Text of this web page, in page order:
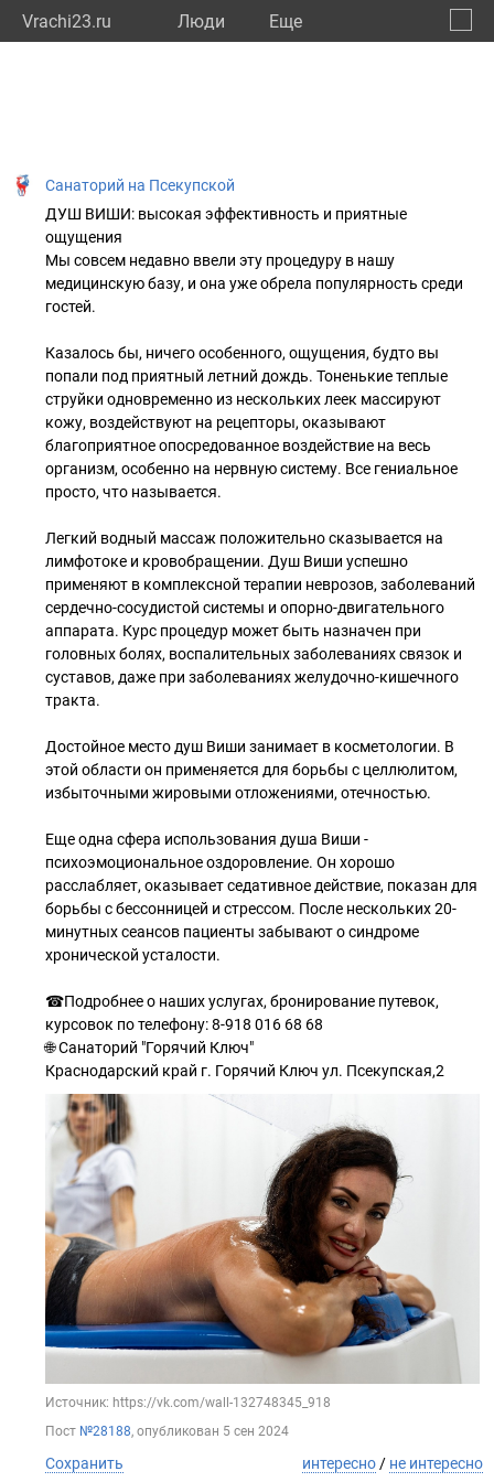
Vrachi23.ru Люди Eще
Санаторий на Псекупской
ДУШ ВИШИ: высокая эффективность и приятные
ощущения
Мы совсем недавно ввели эту процедуру в нашу
медицинскую базу, и она уже обрела популярность среди
гостей.
Казалось бы, ничего особенного, ощущения, будто вы
попали под приятный летний дождь. Тоненькие теплые
струйки одновременно из нескольких леек массируют
кожу, воздействуют на рецепторы, оказывают
благоприятное опосредованное воздействие на весь
организм, особенно на нервную систему. Все гениальное
просто, что называется.
Легкий водный массаж положительно сказывается на
лимфотоке и кровобращении. Душ Виши успешно
применяют в комплексной терапии неврозов, заболеваний
сердечно-сосудистой системы и опорно-двигательного
аппарата. Курс процедур может быть назначен при
головных болях, воспалительных заболеваниях связок и
суставов, даже при заболеваниях желудочно-кишечного
тракта.
Достойное место душ Виши занимает в косметологии. В
этой области он применяется для борьбы с целлюлитом,
избыточными жировыми отложениями, отечностью.
Еще одна сфера использования душа Виши -
психоэмоциональное оздоровление. Он хорошо
расслабляет, оказывает седативное действие, показан для
борьбы с бессонницей и стрессом. После нескольких 20-
минутных сеансов пациенты забывают о синдроме
хронической усталости.
☎Подробнее о наших услугах, бронирование путевок,
курсовок по телефону: 8-918 016 68 68
🌐 Санаторий "Горячий Ключ"
Краснодарский край г. Горячий Ключ ул. Псекупская,2
Источник: https://vk.com/wall-132748345_918
Пост №28188, опубликован 5 сен 2024
Сохранить интересно / не интересно